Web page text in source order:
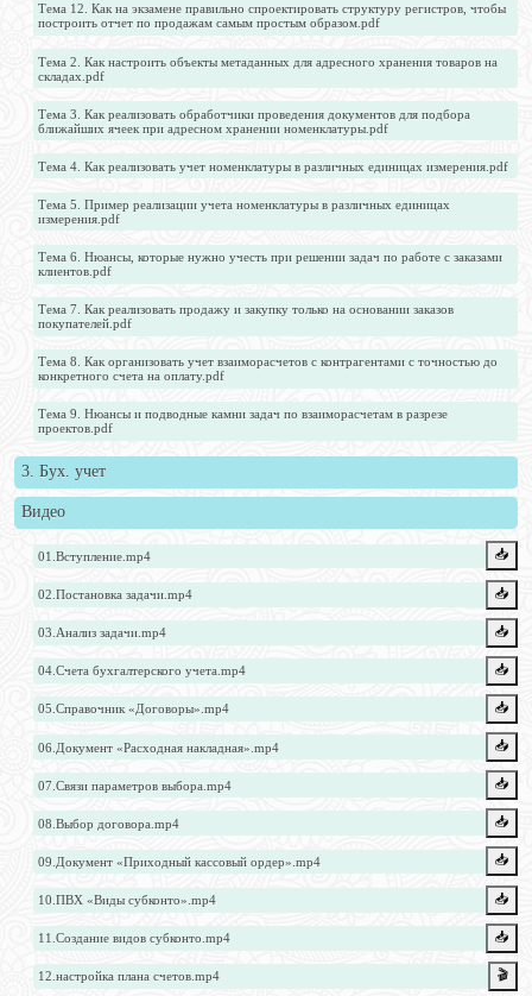
Тема 12. Как на экзамене правильно спроектировать структуру регистров, чтобы
построить отчет по продажам самым простым образом.pdf
Тема 2. Как настроить объекты метаданных для адресного хранения товаров на
складах.pdf
Тема 3. Как реализовать обработчики проведения документов для подбора
ближайших ячеек при адресном хранении номенклатуры.pdf
Тема 4. Как реализовать учет номенклатуры в различных единицах измерения.pdf
Тема 5. Пример реализации учета номенклатуры в различных единицах
измерения.pdf
Тема 6. Нюансы, которые нужно учесть при решении задач по работе с заказами
клиентов.pdf
Тема 7. Как реализовать продажу и закупку только на основании заказов
покупателей.pdf
Тема 8. Как организовать учет взаиморасчетов с контрагентами с точностью до
конкретного счета на оплату.pdf
Тема 9. Нюансы и подводные камни задач по взаиморасчетам в разрезе
проектов.pdf
3. Бух. учет
Видео
01.Вступление.mp4 📥️
02.Постановка задачи.mp4 📥️
03.Анализ задачи.mp4 📥️
04.Счета бухгалтерского учета.mp4 📥️
05.Справочник «Договоры».mp4 📥️
06.Документ «Расходная накладная».mp4 📥️
07.Связи параметров выбора.mp4 📥️
08.Выбор договора.mp4 📥️
09.Документ «Приходный кассовый ордер».mp4 📥️
10.ПВХ «Виды субконто».mp4 📥️
11.Создание видов субконто.mp4 📥️
12.настройка плана счетов.mp4 🎬